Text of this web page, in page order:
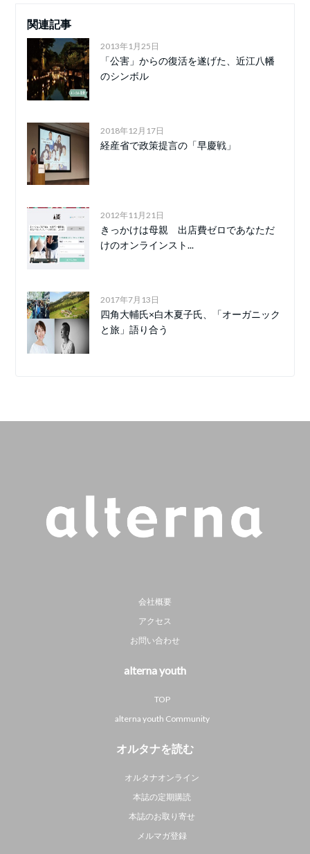
関連記事
2013年1月25日
「公害」からの復活を遂げた、近江八幡
のシンボル
2018年12月17日
経産省で政策提言の「早慶戦」
2012年11月21日
きっかけは母親 出店費ゼロであなただ
けのオンラインスト...
2017年7月13日
四角大輔氏×白木夏子氏、「オーガニック
と旅」語り合う
会社概要
アクセス
お問い合わせ
alterna youth
TOP
alterna youth Community
オルタナを読む
オルタナオンライン
本誌の定期購読
本誌のお取り寄せ
メルマガ登録